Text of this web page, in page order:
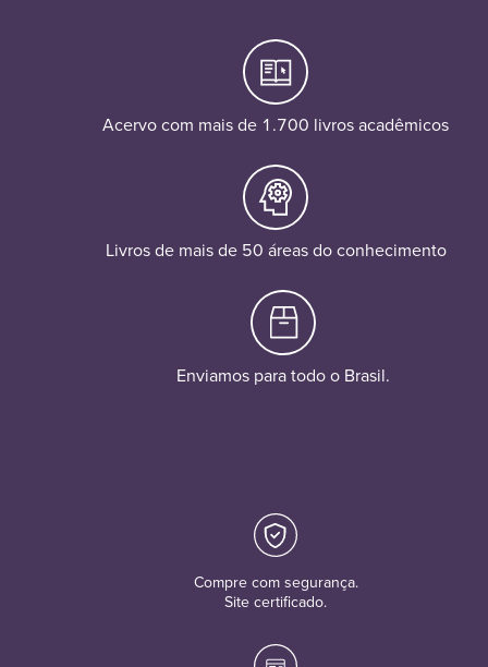
Acervo com mais de 1.700 livros acadêmicos
Livros de mais de 50 áreas do conhecimento
Enviamos para todo o Brasil.
Compre com segurança.
Site certificado.